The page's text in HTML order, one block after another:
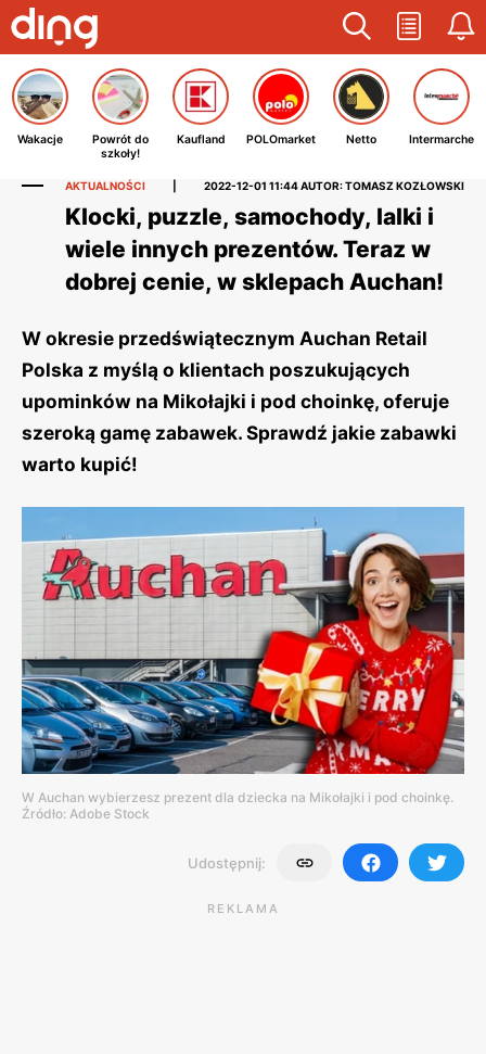
Wakacje
Powrót do
szkoły!
Kaufland POLOmarket Netto Intermarche
AKTUALNOŚCI 2022-12-01 11:44AUTOR: TOMASZ KOZŁOWSKI
Klocki, puzzle, samochody, lalki i
wiele innych prezentów. Teraz w
dobrej cenie, w sklepach Auchan!
W okresie przedświątecznym Auchan Retail
Polska z myślą o klientach poszukujących
upominków na Mikołajki i pod choinkę, oferuje
szeroką gamę zabawek. Sprawdź jakie zabawki
warto kupić!
W Auchan wybierzesz prezent dla dziecka na Mikołajki i pod choinkę.
Źródło: Adobe Stock
Udostępnij:
REKLAMA